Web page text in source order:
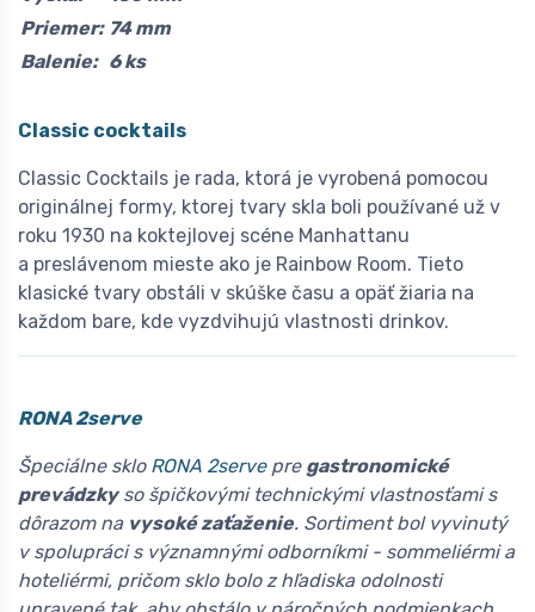
Priemer: 74 mm
Balenie: 6 ks
Classic cocktails
Classic Cocktails je rada, ktorá je vyrobená pomocou
originálnej formy, ktorej tvary skla boli používané už v
roku 1930 na koktejlovej scéne Manhattanu
a preslávenom mieste ako je Rainbow Room. Tieto
klasické tvary obstáli v skúške času a opäť žiaria na
každom bare, kde vyzdvihujú vlastnosti drinkov.
RONA 2serve
Špeciálne sklo RONA 2servepre gastronomické
prevádzkyso špičkovými technickými vlastnosťami s
dôrazom na vysoké zaťaženie. Sortiment bol vyvinutý
v spolupráci s významnými odborníkmi - sommeliérmi a
hoteliérmi, pričom sklo bolo z hľadiska odolnosti